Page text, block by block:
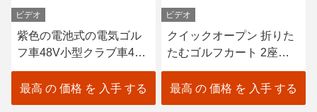
ビデオ
紫色の電池式の電気ゴル
フ車48V小型クラブ車4
Seater
最高 の 価格 を 入手 する
ビデオ
クイックオープン 折りた
たむゴルフカート 2座席
+2 裏座席
最高 の 価格 を 入手 する